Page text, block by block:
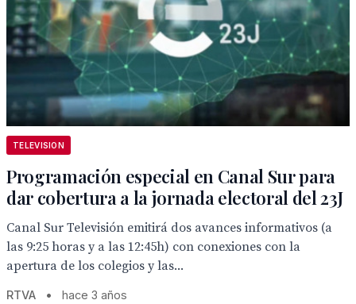
TELEVISION
Programación especial en Canal Sur para
dar cobertura a la jornada electoral del 23J
Canal Sur Televisión emitirá dos avances informativos (a
las 9:25 horas y a las 12:45h) con conexiones con la
apertura de los colegios y las...
RTVA • hace 3 años